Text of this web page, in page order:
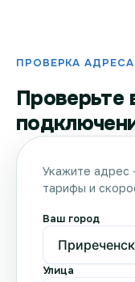
ПРОВЕРКА АДРЕСА
Проверьте
Укажите адрес
тарифы и
Ваш город
Улица